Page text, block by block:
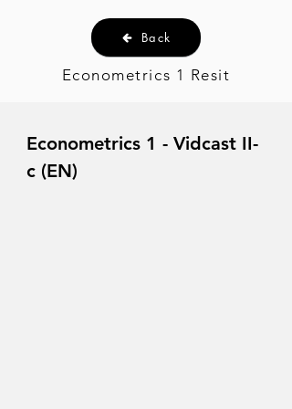
Back
Econometrics 1 Resit
Econometrics 1 - Vidcast II-
c (EN)